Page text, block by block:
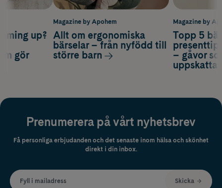
Magazine by
Topp 5
– gåvor
up?
gör
Magazine by Apohem
Allt om ergonomiska
bärselar – från nyfödd till
större barn
Prenumerera på vårt nyhetsbrev
Få personliga erbjudanden och det senaste inom hälsa och skönhet
direkt i din inbox.
Fyll i mailadress Skicka